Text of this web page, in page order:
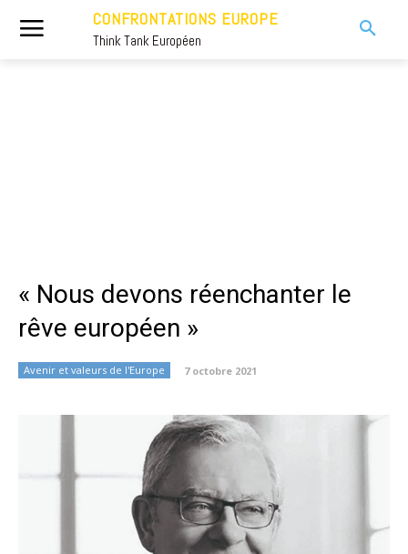
CONFRONTATIONS EUROPE
Think Tank Européen
« Nous devons réenchanter le
rêve européen »
Avenir et valeurs de l'Europe 7 octobre 2021